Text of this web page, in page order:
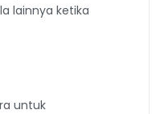
lainnya ketika
untuk